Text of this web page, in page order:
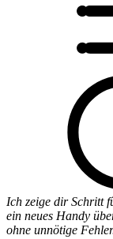
Ich zeige dir Schritt
ein neues Handy
ohne unnötige